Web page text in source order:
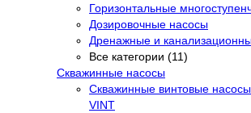
Горизонтальные
Дозировочные насосы
Дренажные и
Все категории (11)
Скважинные насосы
Скважинные винтовые
VINT